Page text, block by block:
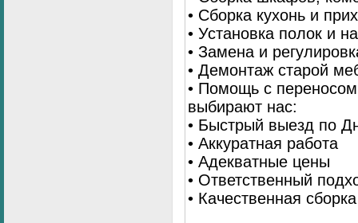
• Сборка кухонь и
• Установка полок и
• Замена и
• Демонтаж старой
• Помощь с
выбирают нас:
• Быстрый выезд по
• Аккуратная работа
• Адекватные цены
• Ответственный
• Качественная